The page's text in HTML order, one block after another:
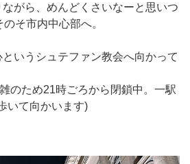
がら、めんどくさいなーと思いつ
そ市内中心部へ。
いうシュテファン教会へ向かって
のため21時ごろから閉鎖中。一駅
いて向かいます)